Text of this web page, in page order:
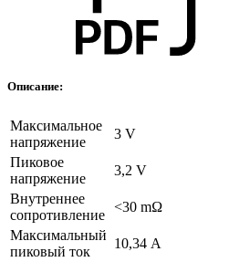
Описание:
Максимальное
напряжение
3 V
Пиковое
напряжение
3,2 V
Внутреннее
сопротивление
<30 mΩ
Максимальный
пиковый ток
10,34 А